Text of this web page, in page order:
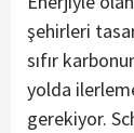
şehirleri
sıfır
yolda
gerekiyor.